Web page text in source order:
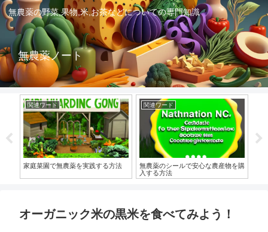
無農薬の野菜,果物,米,お茶などについての専門知識
無農薬ノート
関連ワード
家庭菜園で無農薬を実践する方法
関連ワード
無農薬のシールで安心な農産物を購
入する方法
オーガニック米の黒米を食べてみよう！